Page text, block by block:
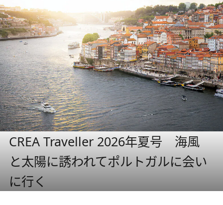
CREA Traveller 2026年夏号 海風
と太陽に誘われてポルトガルに会い
に行く